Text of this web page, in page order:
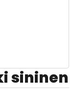
sininen